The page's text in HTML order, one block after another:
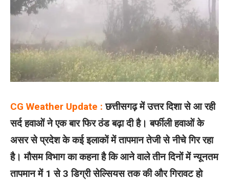
CG Weather Update : छत्तीसगढ़ में उत्तर दिशा से आ रही
सर्द हवाओं ने एक बार फिर ठंड बढ़ा दी है। बर्फीली हवाओं के
असर से प्रदेश के कई इलाकों में तापमान तेजी से नीचे गिर रहा
है। मौसम विभाग का कहना है कि आने वाले तीन दिनों में न्यूनतम
तापमान में 1 से 3 डिग्री सेल्सियस तक की और गिरावट हो